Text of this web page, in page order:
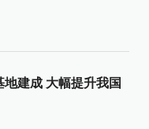
建成 大幅提升我国